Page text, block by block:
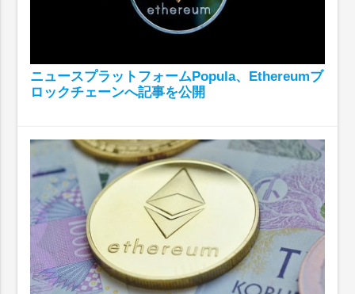
ニュースプラットフォームPopula、Ethereumブ
ロックチェーンへ記事を公開